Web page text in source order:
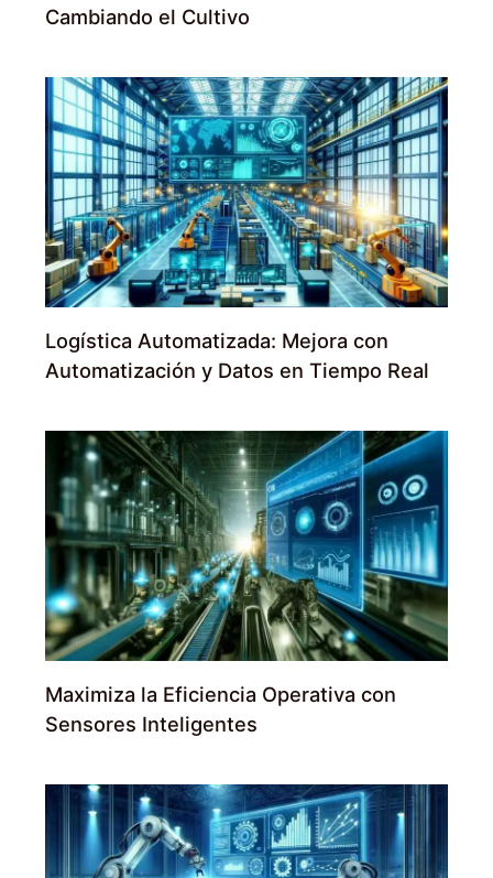
Cambiando el Cultivo
Logística Automatizada: Mejora con
Automatización y Datos en Tiempo Real
Maximiza la Eficiencia Operativa con
Sensores Inteligentes